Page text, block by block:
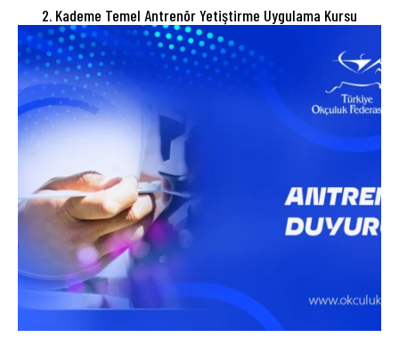
2. Kademe Temel Antrenör Yetiştirme Uygulama Kursu